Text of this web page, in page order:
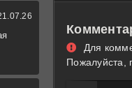
Для
Пожалуйста,